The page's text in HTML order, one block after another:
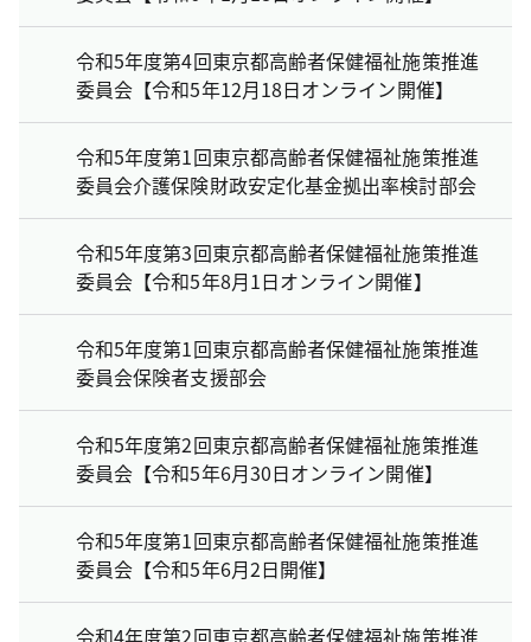
令和5年度第4回東京都高齢者保健福祉施策推進
委員会【令和5年12月18日オンライン開催】
令和5年度第1回東京都高齢者保健福祉施策推進
委員会介護保険財政安定化基金拠出率検討部会
令和5年度第3回東京都高齢者保健福祉施策推進
委員会【令和5年8月1日オンライン開催】
令和5年度第1回東京都高齢者保健福祉施策推進
委員会保険者支援部会
令和5年度第2回東京都高齢者保健福祉施策推進
委員会【令和5年6月30日オンライン開催】
令和5年度第1回東京都高齢者保健福祉施策推進
委員会【令和5年6月2日開催】
令和4年度第2回東京都高齢者保健福祉施策推進